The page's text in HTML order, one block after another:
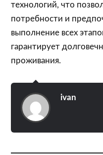
технологий, что
потребности и
выполнение всех
гарантирует
проживания.
ivan